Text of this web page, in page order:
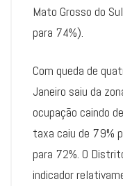
Mato Grosso do
para 74%).
Com queda de
Janeiro saiu da
ocupação caindo
taxa caiu de 79%
para 72%. O
indicador